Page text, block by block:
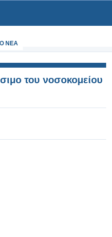
NEA
του νοσοκομείου